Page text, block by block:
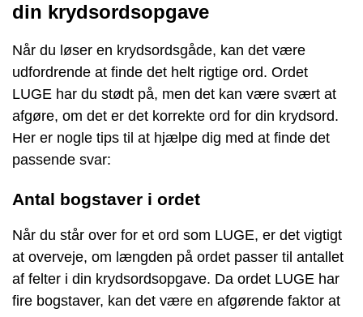
din krydsordsopgave
Når du løser en krydsordsgåde, kan det være
udfordrende at finde det helt rigtige ord. Ordet
LUGE har du stødt på, men det kan være svært at
afgøre, om det er det korrekte ord for din krydsord.
Her er nogle tips til at hjælpe dig med at finde det
passende svar:
Antal bogstaver i ordet
Når du står over for et ord som LUGE, er det vigtigt
at overveje, om længden på ordet passer til antallet
af felter i din krydsordsopgave. Da ordet LUGE har
fire bogstaver, kan det være en afgørende faktor at